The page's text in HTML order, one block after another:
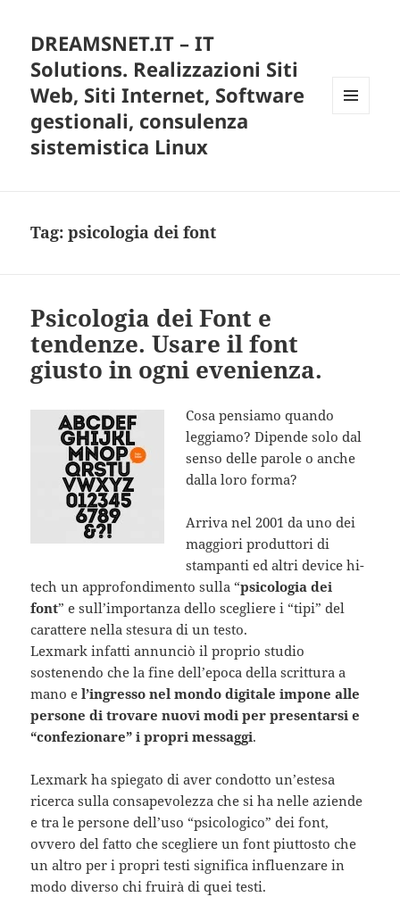
DREAMSNET.IT – IT
Solutions. Realizzazioni Siti
Web, Siti Internet, Software
gestionali, consulenza
sistemistica Linux
Tag:psicologia dei font
Psicologia dei Font e
tendenze. Usare il font
giusto in ogni evenienza.
Cosa pensiamo quando
leggiamo? Dipende solo dal
senso delle parole o anche
dalla loro forma?
Arriva nel 2001 da uno dei
maggiori produttori di
stampanti ed altri device hi-
tech un approfondimento sulla “psicologia dei
font” e sull’importanza dello scegliere i “tipi” del
carattere nella stesura di un testo.
Lexmark infatti annunciò il proprio studio
sostenendo che la fine dell’epoca della scrittura a
mano el’ingresso nel mondo digitale impone alle
persone di trovare nuovi modi per presentarsi e
“confezionare” i propri messaggi.
Lexmark ha spiegato di aver condotto un’estesa
ricerca sulla consapevolezza che si ha nelle aziende
e tra le persone dell’uso “psicologico” dei font,
ovvero del fatto che scegliere un font piuttosto che
un altro per i propri testi significa influenzare in
modo diverso chi fruirà di quei testi.